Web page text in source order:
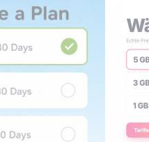
Sie Ihren Testsieger aus
Allzwecktücher